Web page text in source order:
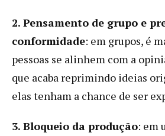
2. Pensamento de grupo e
conformidade: em grupos, é
pessoas se alinhem com a
que acaba reprimindo ideias
elas tenham a chance de ser
3. Bloqueio da produção: em